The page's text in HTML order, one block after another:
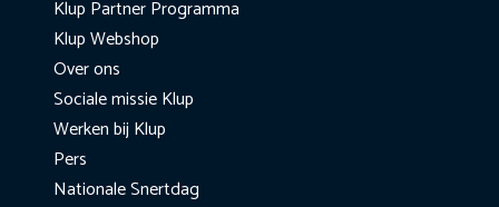
Klup Partner Programma
Klup Webshop
Over ons
Sociale missie Klup
Werken bij Klup
Pers
Nationale Snertdag